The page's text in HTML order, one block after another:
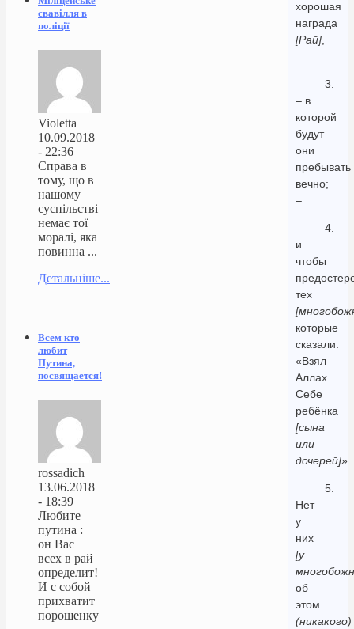
хорошая
награда
[Рай],
3.
– в
которой
будут
они
пребывать
вечно;
–
4.
и
чтобы
тех
которые
сказали:
«Взял
Аллах
Себе
ребёнка
[сына
или
дочерей]».
5.
Нет
у
них
[у
об
этом
(никакого)
свавілля в
поліції
Violetta
10.09.2018
- 22:36
Справа в
тому, що в
нашому
суспільстві
немає тої
моралі, яка
повинна ...
Детальніше...
Всем кто
любит
Путина,
посвящается!
rossadich
13.06.2018
- 18:39
Любите
путина :
он Вас
всех в рай
определит!
И с собой
прихватит
порошенку